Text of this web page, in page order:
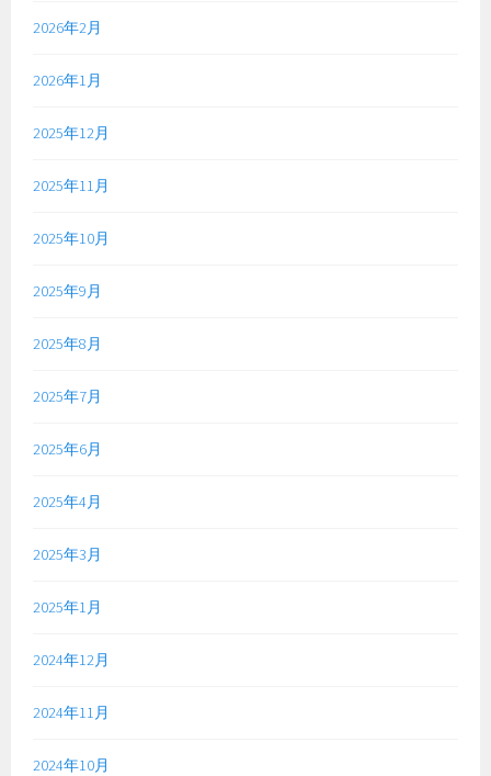
2026年2月
2026年1月
2025年12月
2025年11月
2025年10月
2025年9月
2025年8月
2025年7月
2025年6月
2025年4月
2025年3月
2025年1月
2024年12月
2024年11月
2024年10月